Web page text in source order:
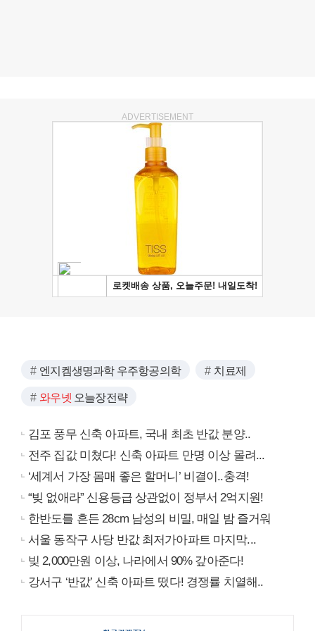
ADVERTISEMENT
엔지켐생명과학 우주항공의학 치료제
와우넷 오늘장전략
김포 풍무 신축 아파트, 국내 최초 반값 분양..
전주 집값 미쳤다! 신축 아파트 만명 이상 몰려...
‘세계서 가장 몸매 좋은 할머니’ 비결이..충격!
“빚 없애라” 신용등급 상관없이 정부서 2억지원!
한반도를 흔든 28cm 남성의 비밀, 매일 밤 즐거워
서울 동작구 사당 반값 최저가아파트 마지막...
빚 2,000만원 이상, 나라에서 90% 갚아준다!
강서구 ‘반값’ 신축 아파트 떴다! 경쟁률 치열해..